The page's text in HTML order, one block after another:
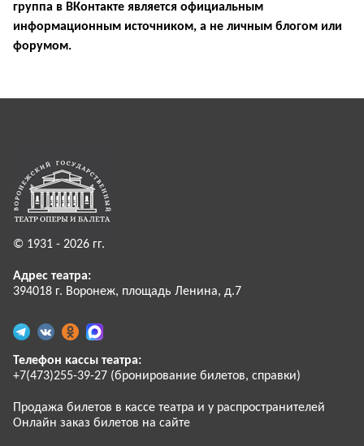
группа в ВКонтакте является официальным
информационным источником, а не личным блогом или
форумом.
© 1931 - 2026 гг.
Адрес театра:
394018 г. Воронеж, площадь Ленина, д.7
Телефон кассы театра:
+7(473)255-39-27 (бронирование билетов, справки)
Продажа билетов в кассе театра и у распространителей
Онлайн заказ билетов на сайте